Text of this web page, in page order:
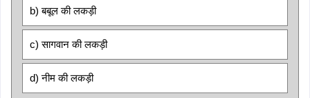
b) बबूल की लकड़ी
c) सागवान की लकड़ी
d) नीम की लकड़ी